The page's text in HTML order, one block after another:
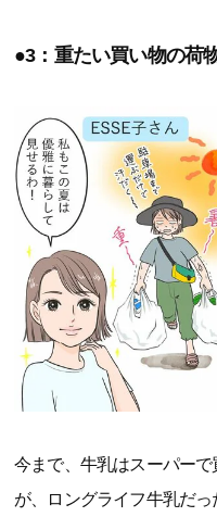
●3：重たい買い物の荷
今まで、牛乳はスーパー
が、ロングライフ牛乳だ